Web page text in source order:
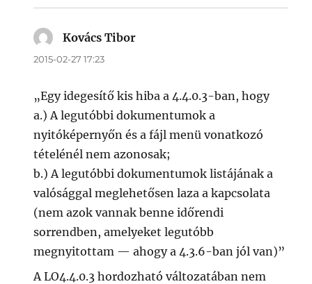
Kovács Tibor
2015-02-27 17:23
„Egy idegesítő kis hiba a 4.4.0.3-ban, hogy
a.) A legutóbbi dokumentumok a
nyitóképernyőn és a fájl menü vonatkozó
tételénél nem azonosak;
b.) A legutóbbi dokumentumok listájának a
valósággal meglehetősen laza a kapcsolata
(nem azok vannak benne időrendi
sorrendben, amelyeket legutóbb
megnyitottam — ahogy a 4.3.6-ban jól van)”
A LO4.4.0.3 hordozható változatában nem